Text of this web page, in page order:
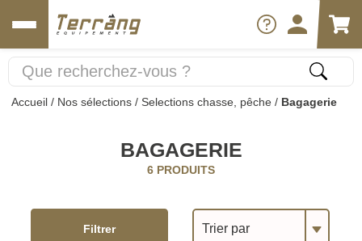
Accueil / Nos sélections / Selections chasse, pêche / Bagagerie
BAGAGERIE
6 PRODUITS
Trier par
Filtrer